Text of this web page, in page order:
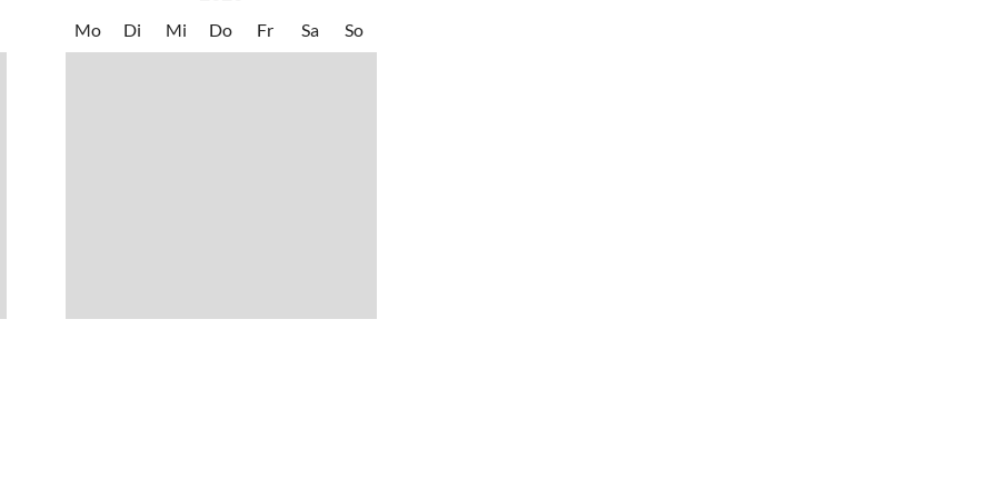
Mo Di Mi Do Fr Sa So